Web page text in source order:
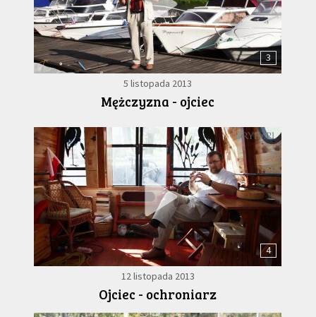
3
5 listopada 2013
Mężczyzna - ojciec
4
12 listopada 2013
Ojciec - ochroniarz